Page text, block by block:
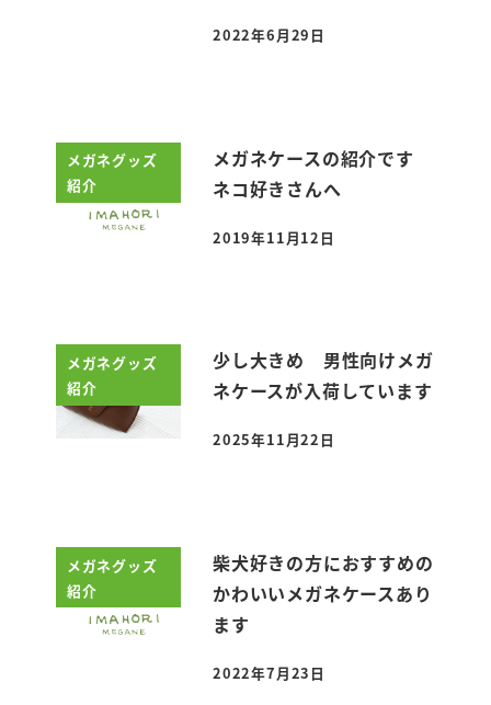
投稿日
2022年6月29日
メガネグッズ
紹介
メガネケースの紹介です
ネコ好きさんへ
投稿日
2019年11月12日
メガネグッズ
紹介
少し大きめ 男性向けメガ
ネケースが入荷しています
投稿日
2025年11月22日
メガネグッズ
紹介
柴犬好きの方におすすめの
かわいいメガネケースあり
ます
投稿日
2022年7月23日